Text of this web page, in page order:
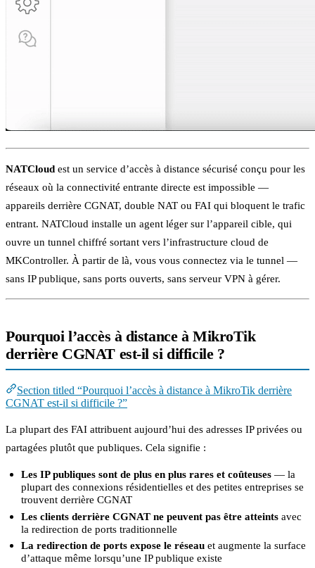
NATCloud est un service d’accès à distance sécurisé conçu pour les
réseaux où la connectivité entrante directe est impossible —
appareils derrière CGNAT, double NAT ou FAI qui bloquent le trafic
entrant. NATCloud installe un agent léger sur l’appareil cible, qui
ouvre un tunnel chiffré sortant vers l’infrastructure cloud de
MKController. À partir de là, vous vous connectez via le tunnel —
sans IP publique, sans ports ouverts, sans serveur VPN à gérer.
Pourquoi l’accès à distance à MikroTik
derrière CGNAT est-il si difficile ?
Section titled “Pourquoi l’accès à distance à MikroTik derrière
CGNAT est-il si difficile ?”
La plupart des FAI attribuent aujourd’hui des adresses IP privées ou
partagées plutôt que publiques. Cela signifie :
Les IP publiques sont de plus en plus rares et coûteuses — la
plupart des connexions résidentielles et des petites entreprises se
trouvent derrière CGNAT
Les clients derrière CGNAT ne peuvent pas être atteints avec
la redirection de ports traditionnelle
La redirection de ports expose le réseau et augmente la surface
d’attaque même lorsqu’une IP publique existe